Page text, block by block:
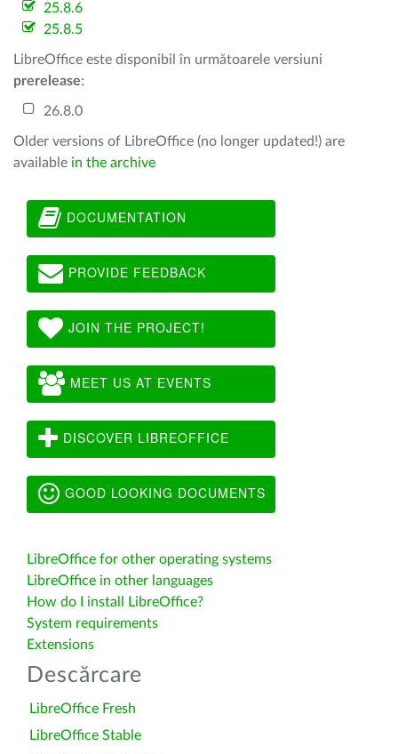
25.8.6
25.8.5
LibreOffice este disponibil în următoarele versiuni
prerelease:
26.8.0
Older versions of LibreOffice (no longer updated!) are
available in the archive
DOCUMENTATION
PROVIDE FEEDBACK
JOIN THE PROJECT!
MEET US AT EVENTS
DISCOVER LIBREOFFICE
GOOD LOOKING DOCUMENTS
LibreOffice for other operating systems
LibreOffice in other languages
How do I install LibreOffice?
System requirements
Extensions
Descărcare
LibreOffice Fresh
LibreOffice Stable